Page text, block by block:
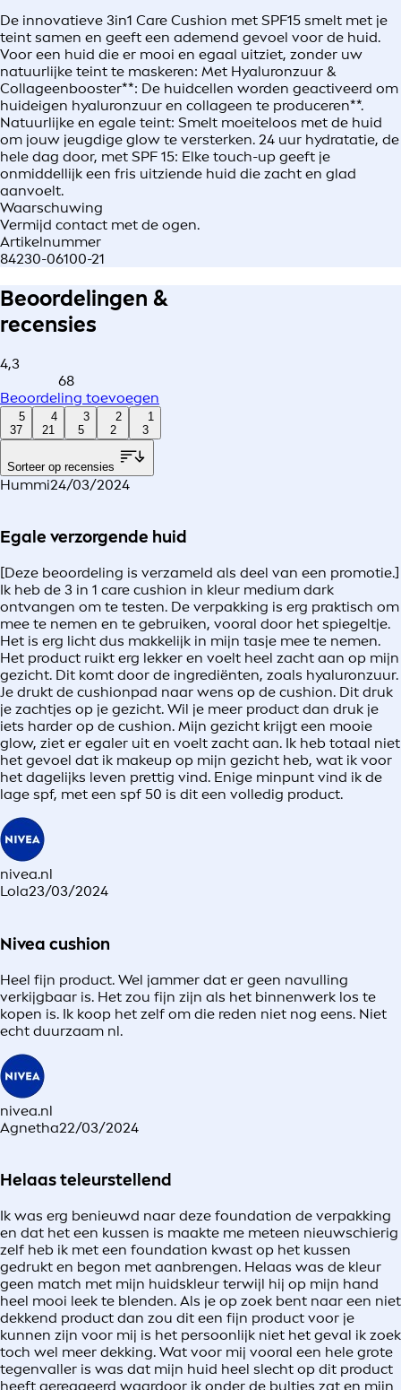
De innovatieve 3in1 Care Cushion met SPF15 smelt met je
teint samen en geeft een ademend gevoel voor de huid.
Voor een huid die er mooi en egaal uitziet, zonder uw
natuurlijke teint te maskeren: Met Hyaluronzuur &
Collageenbooster**: De huidcellen worden geactiveerd om
huideigen hyaluronzuur en collageen te produceren**.
Natuurlijke en egale teint: Smelt moeiteloos met de huid
om jouw jeugdige glow te versterken. 24 uur hydratatie, de
hele dag door, met SPF 15: Elke touch-up geeft je
onmiddellijk een fris uitziende huid die zacht en glad
aanvoelt.
Waarschuwing
Vermijd contact met de ogen.
Artikelnummer
84230-06100-21
Beoordelingen &
recensies
4,3
68
Beoordeling toevoegen
5
37
4
21
3
5
2
2
1
3
Sorteer op recensies
Hummi24/03/2024
Egale verzorgende huid
[Deze beoordeling is verzameld als deel van een promotie.]
Ik heb de 3 in 1 care cushion in kleur medium dark
ontvangen om te testen. De verpakking is erg praktisch om
mee te nemen en te gebruiken, vooral door het spiegeltje.
Het is erg licht dus makkelijk in mijn tasje mee te nemen.
Het product ruikt erg lekker en voelt heel zacht aan op mijn
gezicht. Dit komt door de ingrediënten, zoals hyaluronzuur.
Je drukt de cushionpad naar wens op de cushion. Dit druk
je zachtjes op je gezicht. Wil je meer product dan druk je
iets harder op de cushion. Mijn gezicht krijgt een mooie
glow, ziet er egaler uit en voelt zacht aan. Ik heb totaal niet
het gevoel dat ik makeup op mijn gezicht heb, wat ik voor
het dagelijks leven prettig vind. Enige minpunt vind ik de
lage spf, met een spf 50 is dit een volledig product.
nivea.nl
Lola23/03/2024
Nivea cushion
Heel fijn product. Wel jammer dat er geen navulling
verkijgbaar is. Het zou fijn zijn als het binnenwerk los te
kopen is. Ik koop het zelf om die reden niet nog eens. Niet
echt duurzaam nl.
nivea.nl
Agnetha22/03/2024
Helaas teleurstellend
Ik was erg benieuwd naar deze foundation de verpakking
en dat het een kussen is maakte me meteen nieuwschierig
zelf heb ik met een foundation kwast op het kussen
gedrukt en begon met aanbrengen. Helaas was de kleur
geen match met mijn huidskleur terwijl hij op mijn hand
heel mooi leek te blenden. Als je op zoek bent naar een niet
dekkend product dan zou dit een fijn product voor je
kunnen zijn voor mij is het persoonlijk niet het geval ik zoek
toch wel meer dekking. Wat voor mij vooral een hele grote
tegenvaller is was dat mijn huid heel slecht op dit product
heeft gereageerd waardoor ik onder de bultjes zat en mijn